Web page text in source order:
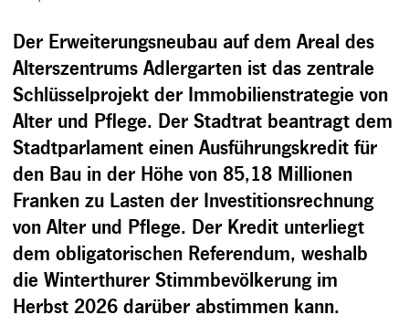
Der Erweiterungsneubau auf dem Areal des
Alterszentrums Adlergarten ist das zentrale
Schlüsselprojekt der Immobilienstrategie von
Alter und Pflege. Der Stadtrat beantragt dem
Stadtparlament einen Ausführungskredit für
den Bau in der Höhe von 85,18 Millionen
Franken zu Lasten der Investitionsrechnung
von Alter und Pflege. Der Kredit unterliegt
dem obligatorischen Referendum, weshalb
die Winterthurer Stimmbevölkerung im
Herbst 2026 darüber abstimmen kann.